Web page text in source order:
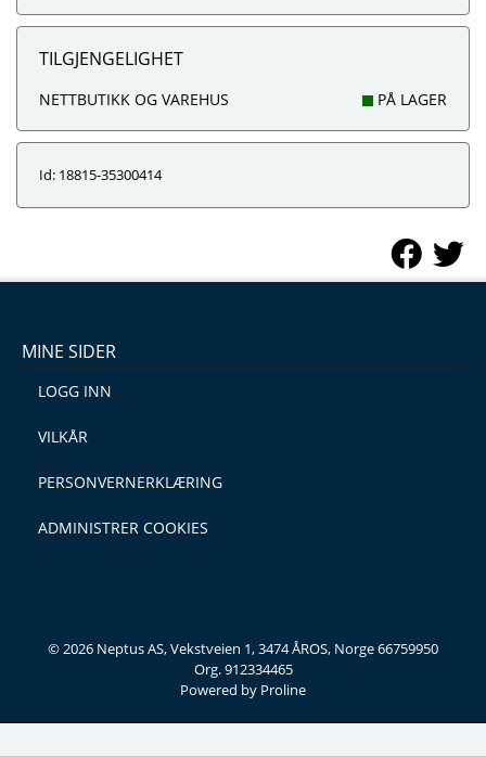
TILGJENGELIGHET
NETTBUTIKK OG VAREHUS PÅ LAGER
Id: 18815-35300414
MINE SIDER
LOGG INN
VILKÅR
PERSONVERNERKLÆRING
ADMINISTRER COOKIES
© 2026 Neptus AS, Vekstveien 1, 3474 ÅROS, Norge 66759950
Org. 912334465
Powered by Proline